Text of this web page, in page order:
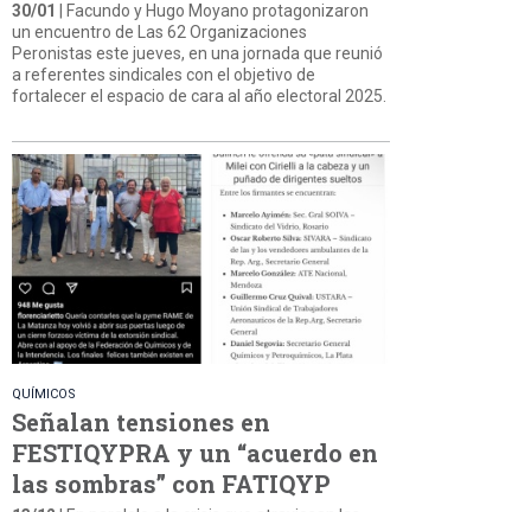
30/01
| Facundo y Hugo Moyano protagonizaron
un encuentro de Las 62 Organizaciones
Peronistas este jueves, en una jornada que reunió
a referentes sindicales con el objetivo de
fortalecer el espacio de cara al año electoral 2025.
QUÍMICOS
Señalan tensiones en
FESTIQYPRA y un “acuerdo en
las sombras” con FATIQYP